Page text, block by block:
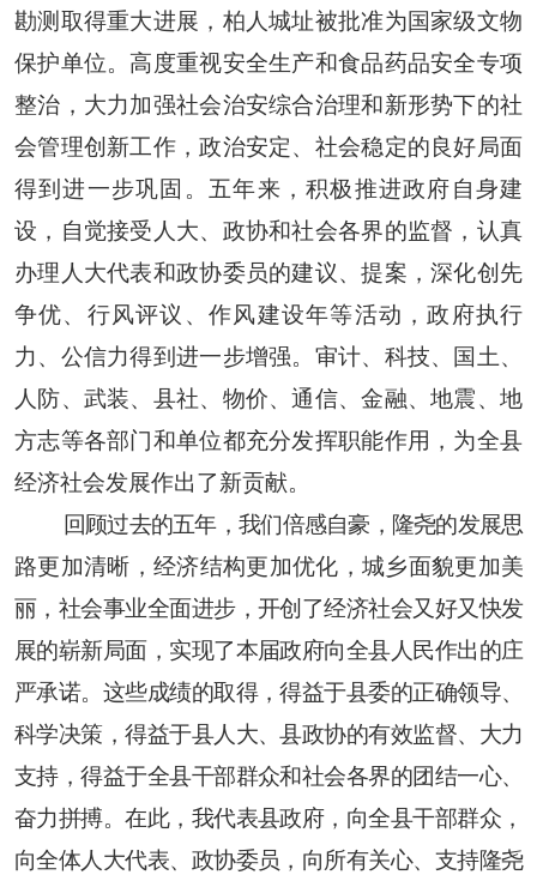
勘测取得重大进展，柏人城址被批准为国家级文物
保护单位。高度重视安全生产和食品药品安全专项
整治，大力加强社会治安综合治理和新形势下的社
会管理创新工作，政治安定、社会稳定的良好局面
得到进一步巩固。五年来，积极推进政府自身建
设，自觉接受人大、政协和社会各界的监督，认真
办理人大代表和政协委员的建议、提案，深化创先
争优、行风评议、作风建设年等活动，政府执行
力、公信力得到进一步增强。审计、科技、国土、
人防、武装、县社、物价、通信、金融、地震、地
方志等各部门和单位都充分发挥职能作用，为全县
经济社会发展作出了新贡献。
回顾过去的五年，我们倍感自豪，隆尧的发展思
路更加清晰，经济结构更加优化，城乡面貌更加美
丽，社会事业全面进步，开创了经济社会又好又快发
展的崭新局面，实现了本届政府向全县人民作出的庄
严承诺。这些成绩的取得，得益于县委的正确领导、
科学决策，得益于县人大、县政协的有效监督、大力
支持，得益于全县干部群众和社会各界的团结一心、
奋力拼搏。在此，我代表县政府，向全县干部群众，
向全体人大代表、政协委员，向所有关心、支持隆尧